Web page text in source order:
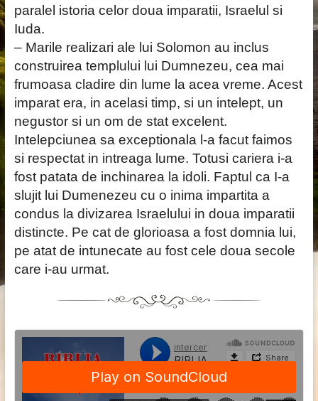
paralel istoria celor doua imparatii, Israelul si
Iuda.
– Marile realizari ale lui Solomon au inclus
construirea templului lui Dumnezeu, cea mai
frumoasa cladire din lume la acea vreme. Acest
imparat era, in acelasi timp, si un intelept, un
negustor si un om de stat excelent.
Intelepciunea sa exceptionala l-a facut faimos
si respectat in intreaga lume. Totusi cariera i-a
fost patata de inchinarea la idoli. Faptul ca I-a
slujit lui Dumenezeu cu o inima impartita a
condus la divizarea Israelului in doua imparatii
distincte. Pe cat de glorioasa a fost domnia lui,
pe atat de intunecate au fost cele doua secole
care i-au urmat.